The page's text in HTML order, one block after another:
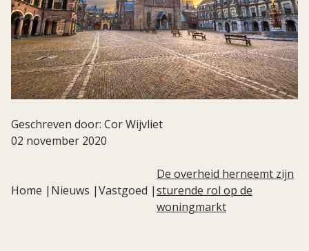
Geschreven door: Cor Wijvliet
02 november 2020
Home Nieuws Vastgoed
De overheid herneemt zijn
sturende rol op de
woningmarkt